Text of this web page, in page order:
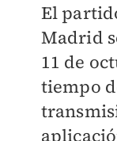
El
Madrid
11 de
tiempo